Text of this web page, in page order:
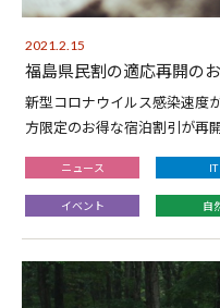
2021.2.15
福島県民割の適応再開の
新型コロナウイルス感染速度
方限定のお得な宿泊割引が再
ニュース IT
イベント 自